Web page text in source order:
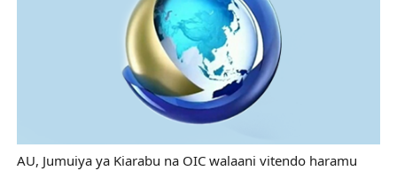
AU, Jumuiya ya Kiarabu na OIC walaani vitendo haramu